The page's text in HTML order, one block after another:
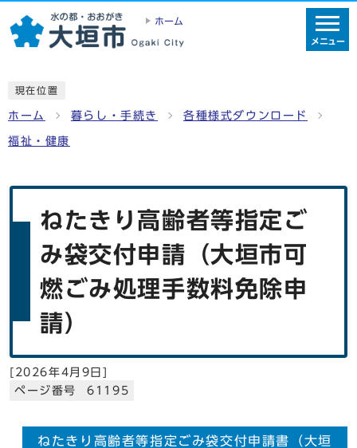
ホーム
メニュー
現在位置
ホーム 暮らし・手続き 各種様式ダウンロード
福祉・健康
ねたきり高齢者等指定ご
み袋交付申請（大垣市可
燃ごみ処理手数料免除申
請）
[ 2026年4月9日]
ページ番号 61195
ねたきり高齢者等指定ごみ袋交付申請書（大垣